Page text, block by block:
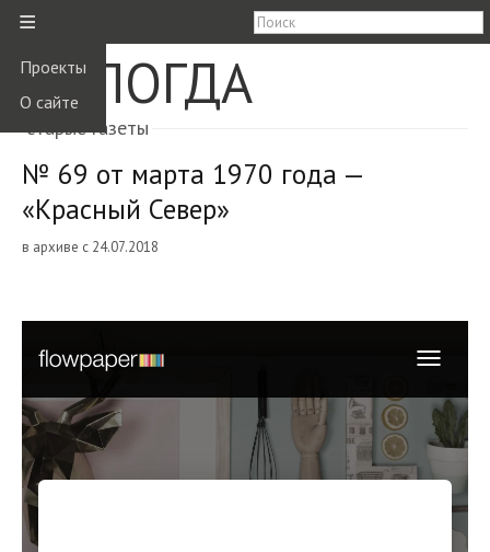
≡
Проекты
О сайте
ВОЛОГДА
старые газеты
№ 69 от марта 1970 года —
«Красный Север»
в архиве с 24.07.2018